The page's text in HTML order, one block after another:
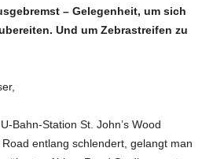
– Gelegenheit, um sich
Und um Zebrastreifen zu
Bahn-Station St. John’s Wood
entlang schlendert, gelangt man